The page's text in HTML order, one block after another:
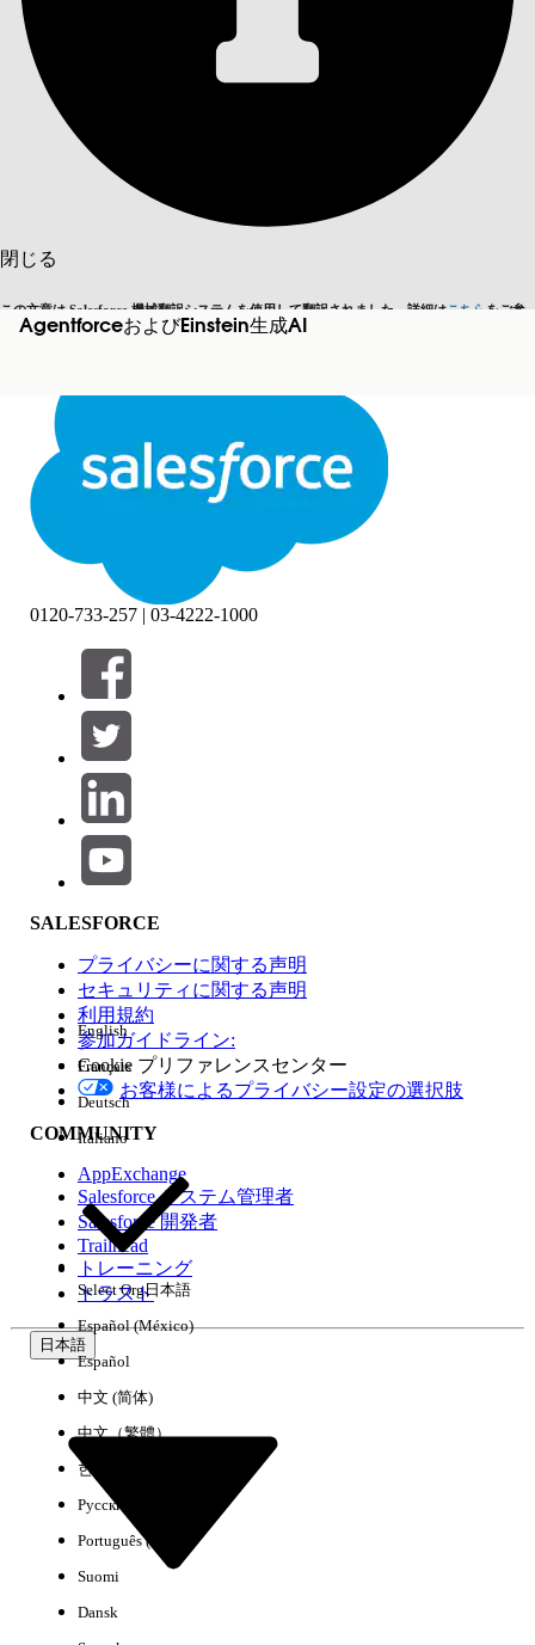
閉じる
この文章は Salesforce 機械翻訳システムを使用して翻訳されました。詳細はこちら をご参
照ください。
英語に切り替える 今はしません
閉じる 閉じる
AgentforceおよびEinstein生成AI
絞り込み条件 (0)
絞り込み条件を選択
製品エリア
機能の影響
エディション
環境
0120-733-257 | 03-4222-1000
SALESFORCE
プライバシーに関する声明
セキュリティに関する声明
利用規約
参加ガイドライン:
Cookie プリファレンスセンター
お客様によるプライバシー設定の選択肢
COMMUNITY
AppExchange
Salesforce システム管理者
Salesforce 開発者
Trailhead
トレーニング
トラスト
日本語
English
Français
Deutsch
Italiano
Select Org日本語
Español (México)
Español
中文 (简体)
中文（繁體）
한국어
Русский
Português (Brasil)
Suomi
Dansk